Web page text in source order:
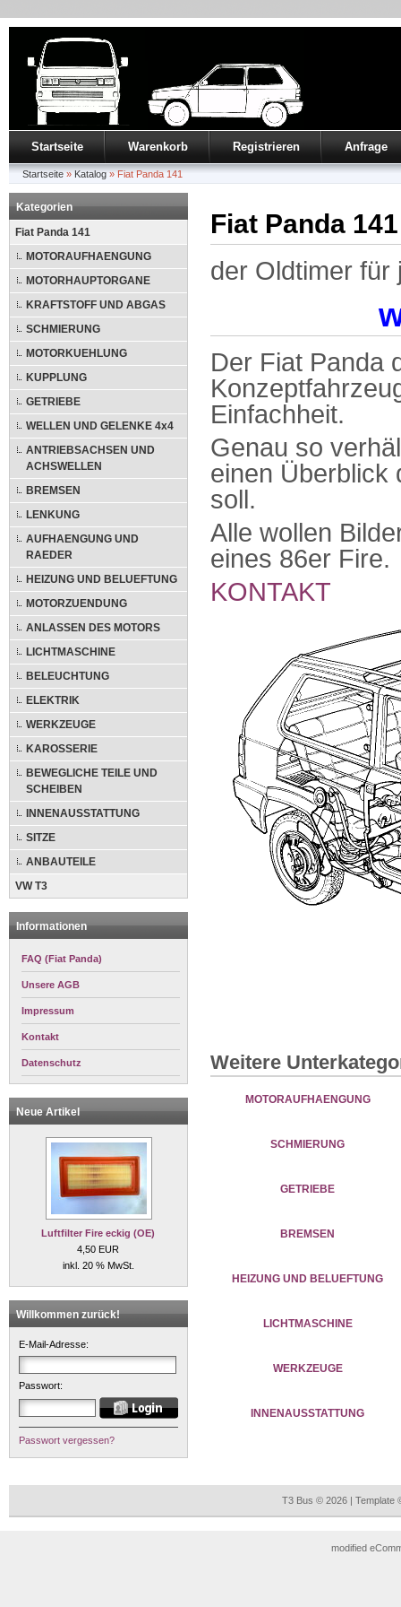
Startseite Warenkorb Registrieren Anfrage
Startseite » Katalog » Fiat Panda 141
Kategorien
Fiat Panda 141
MOTORAUFHAENGUNG
MOTORHAUPTORGANE
KRAFTSTOFF UND ABGAS
SCHMIERUNG
MOTORKUEHLUNG
KUPPLUNG
GETRIEBE
WELLEN UND GELENKE 4x4
ANTRIEBSACHSEN UND
ACHSWELLEN
BREMSEN
LENKUNG
AUFHAENGUNG UND
RAEDER
HEIZUNG UND BELUEFTUNG
MOTORZUENDUNG
ANLASSEN DES MOTORS
LICHTMASCHINE
BELEUCHTUNG
ELEKTRIK
WERKZEUGE
KAROSSERIE
BEWEGLICHE TEILE UND
SCHEIBEN
INNENAUSSTATTUNG
SITZE
ANBAUTEILE
VW T3
Informationen
FAQ (Fiat Panda)
Unsere AGB
Impressum
Kontakt
Datenschutz
Neue Artikel
Luftfilter Fire eckig (OE)
4,50 EUR
inkl. 20 % MwSt.
Willkommen zurück!
E-Mail-Adresse:
Passwort:
Passwort vergessen?
Fiat Panda 141
der Oldtimer für
Der Fiat Panda
Einfachheit.
Genau so
einen Überblick
soll.
Alle wollen
eines 86er Fire.
KONTAKT
Weitere
MOTORAUFHAENGUNG
SCHMIERUNG
GETRIEBE
BREMSEN
HEIZUNG UND BELUEFTUNG
LICHTMASCHINE
WERKZEUGE
INNENAUSSTATTUNG
T3 Bus © 2026 | Template
modified